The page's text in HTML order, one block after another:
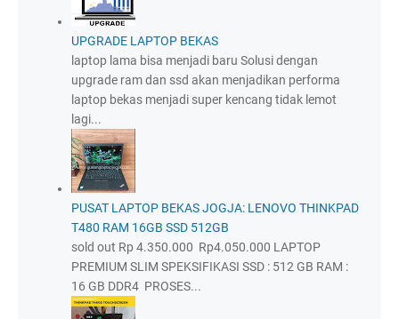
UPGRADE LAPTOP BEKAS
laptop lama bisa menjadi baru Solusi dengan
upgrade ram dan ssd akan menjadikan performa
laptop bekas menjadi super kencang tidak lemot
lagi...
PUSAT LAPTOP BEKAS JOGJA: LENOVO THINKPAD
T480 RAM 16GB SSD 512GB
sold out Rp 4.350.000 Rp4.050.000 LAPTOP
PREMIUM SLIM SPEKSIFIKASI SSD : 512 GB RAM :
16 GB DDR4 PROSES...